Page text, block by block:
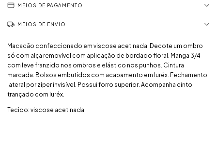
MEIOS DE PAGAMENTO
MEIOS DE ENVIO
Macacão confeccionado em viscose acetinada. Decote um ombro
só com alça removível com aplicação de bordado floral. Manga 3/4
com leve franzido nos ombros e elástico nos punhos. Cintura
marcada. Bolsos embutidos com acabamento em luréx. Fechamento
lateral por zíper invisível. Possui forro superior. Acompanha cinto
trançado com luréx.
Tecido: viscose acetinada